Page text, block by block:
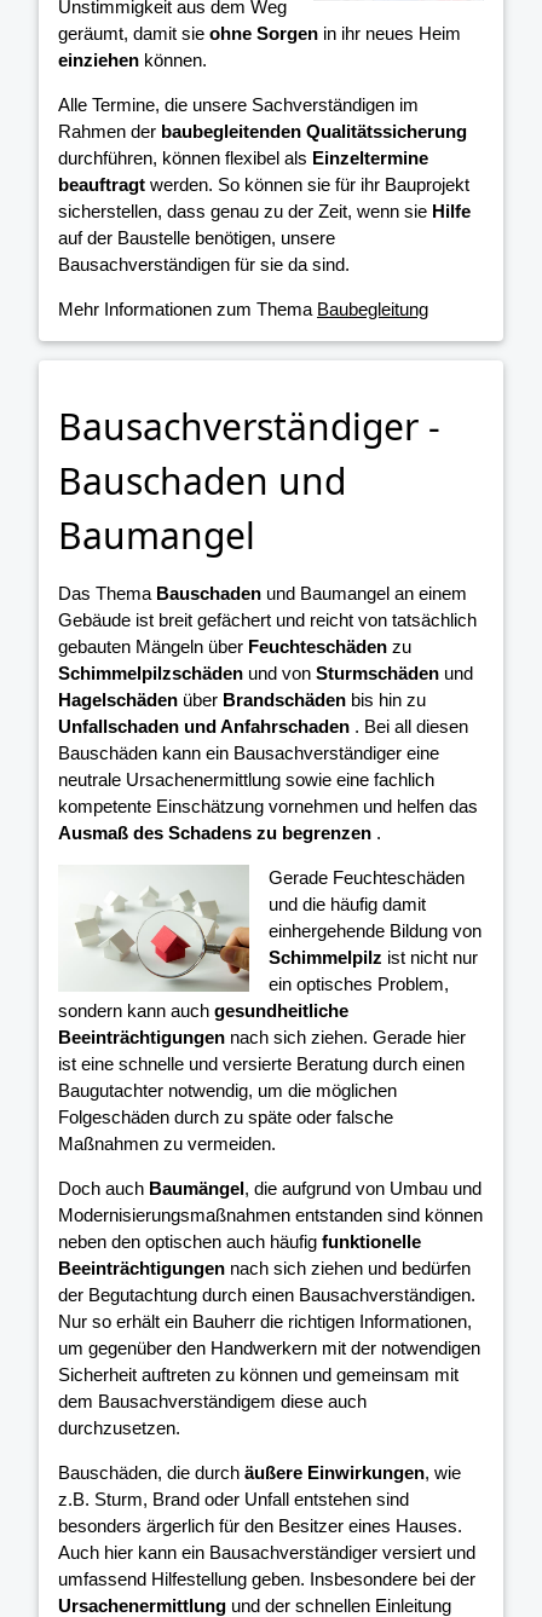
Unstimmigkeit aus dem Weg
geräumt, damit sie ohne Sorgen in ihr neues Heim
einziehen können.
Alle Termine, die unsere Sachverständigen im
Rahmen der baubegleitenden Qualitätssicherung
durchführen, können flexibel als Einzeltermine
beauftragt werden. So können sie für ihr Bauprojekt
sicherstellen, dass genau zu der Zeit, wenn sie Hilfe
auf der Baustelle benötigen, unsere
Bausachverständigen für sie da sind.
Mehr Informationen zum Thema Baubegleitung
Bausachverständiger -
Bauschaden und
Baumangel
Das Thema Bauschaden und Baumangel an einem
Gebäude ist breit gefächert und reicht von tatsächlich
gebauten Mängeln über Feuchteschäden zu
Schimmelpilzschäden und von Sturmschäden und
Hagelschäden über Brandschäden bis hin zu
Unfallschaden und Anfahrschaden . Bei all diesen
Bauschäden kann ein Bausachverständiger eine
neutrale Ursachenermittlung sowie eine fachlich
kompetente Einschätzung vornehmen und helfen das
Ausmaß des Schadens zu begrenzen .
Gerade Feuchteschäden
und die häufig damit
einhergehende Bildung von
Schimmelpilz ist nicht nur
ein optisches Problem,
sondern kann auch gesundheitliche
Beeinträchtigungen nach sich ziehen. Gerade hier
ist eine schnelle und versierte Beratung durch einen
Baugutachter notwendig, um die möglichen
Folgeschäden durch zu späte oder falsche
Maßnahmen zu vermeiden.
Doch auch Baumängel, die aufgrund von Umbau und
Modernisierungsmaßnahmen entstanden sind können
neben den optischen auch häufig funktionelle
Beeinträchtigungen nach sich ziehen und bedürfen
der Begutachtung durch einen Bausachverständigen.
Nur so erhält ein Bauherr die richtigen Informationen,
um gegenüber den Handwerkern mit der notwendigen
Sicherheit auftreten zu können und gemeinsam mit
dem Bausachverständigem diese auch
durchzusetzen.
Bauschäden, die durch äußere Einwirkungen, wie
z.B. Sturm, Brand oder Unfall entstehen sind
besonders ärgerlich für den Besitzer eines Hauses.
Auch hier kann ein Bausachverständiger versiert und
umfassend Hilfestellung geben. Insbesondere bei der
Ursachenermittlung und der schnellen Einleitung